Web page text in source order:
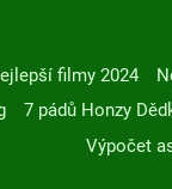
filmy 2024
7 pádů Honzy
Výpočet